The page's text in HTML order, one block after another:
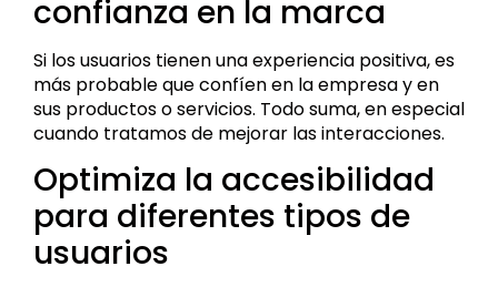
confianza en la marca
Si los usuarios tienen una experiencia positiva, es
más probable que confíen en la empresa y en
sus productos o servicios. Todo suma, en especial
cuando tratamos de mejorar las interacciones.
Optimiza la accesibilidad
para diferentes tipos de
usuarios